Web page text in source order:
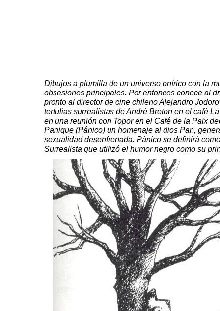
Dibujos a plumilla de un universo onírico con la
obsesiones principales. Por entonces conoce al
pronto al director de cine chileno Alejandro
tertulias surrealistas deAndré Breton en el café
en una reunión con Topor en el Café de la Paix
Panique (Pánico) un homenaje al dios Pan,
sexualidaddesenfrenada. Pánico se definirá
Surrealista que utilizó el humor negro como su